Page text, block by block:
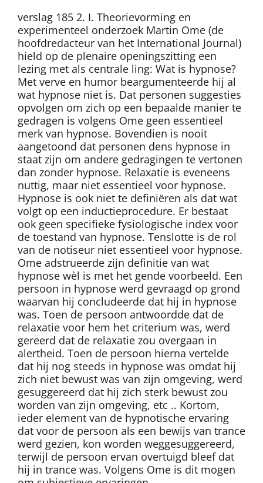
verslag 185 2. I. Theorievorming en
experimenteel onderzoek Martin Ome (de
hoofdredacteur van het International Journal)
hield op de plenaire openingszitting een
lezing met als centrale ling: Wat is hypnose?
Met verve en humor beargumenteerde hij al
wat hypnose niet is. Dat personen suggesties
opvolgen om zich op een bepaalde manier te
gedragen is volgens Ome geen essentieel
merk van hypnose. Bovendien is nooit
aangetoond dat personen dens hypnose in
staat zijn om andere gedragingen te vertonen
dan zonder hypnose. Relaxatie is eveneens
nuttig, maar niet essentieel voor hypnose.
Hypnose is ook niet te definiëren als dat wat
volgt op een inductieprocedure. Er bestaat
ook geen specifieke fysiologische index voor
de toestand van hypnose. Tenslotte is de rol
van de notiseur niet essentieel voor hypnose.
Ome adstrueerde zijn definitie van wat
hypnose wèl is met het gende voorbeeld. Een
persoon in hypnose werd gevraagd op grond
waarvan hij concludeerde dat hij in hypnose
was. Toen de persoon antwoordde dat de
relaxatie voor hem het criterium was, werd
gereerd dat de relaxatie zou overgaan in
alertheid. Toen de persoon hierna vertelde
dat hij nog steeds in hypnose was omdat hij
zich niet bewust was van zijn omgeving, werd
gesuggereerd dat hij zich sterk bewust zou
worden van zijn omgeving, etc .. Kortom,
ieder element van de hypnotische ervaring
dat voor de persoon als een bewijs van trance
werd gezien, kon worden weggesuggereerd,
terwijl de persoon ervan overtuigd bleef dat
hij in trance was. Volgens Ome is dit mogen